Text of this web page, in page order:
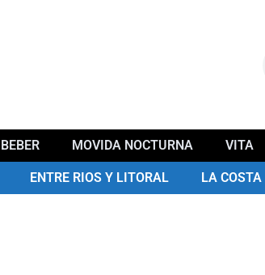
MOVIDA NOCTURNA VITA
ENTRE RIOS Y LITORAL LA COSTA